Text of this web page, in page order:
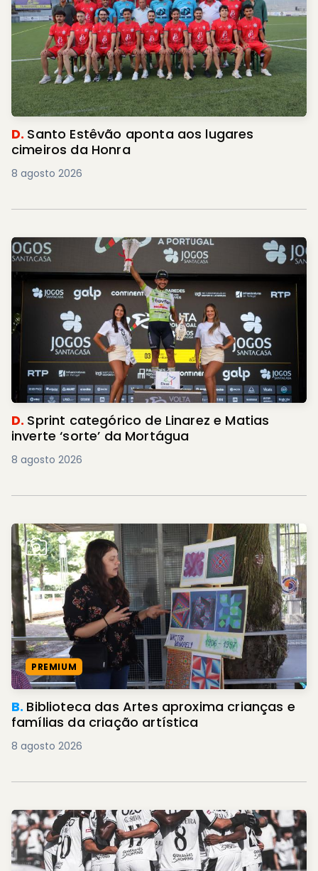
D. Santo Estêvão aponta aos lugares
cimeiros da Honra
8 agosto 2026
D. Sprint categórico de Linarez e Matias
inverte ‘sorte’ da Mortágua
8 agosto 2026
PREMIUM
B. Biblioteca das Artes aproxima crianças e
famílias da criação artística
8 agosto 2026